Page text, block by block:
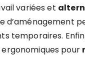
variées et
d’aménagement
temporaires.
pour